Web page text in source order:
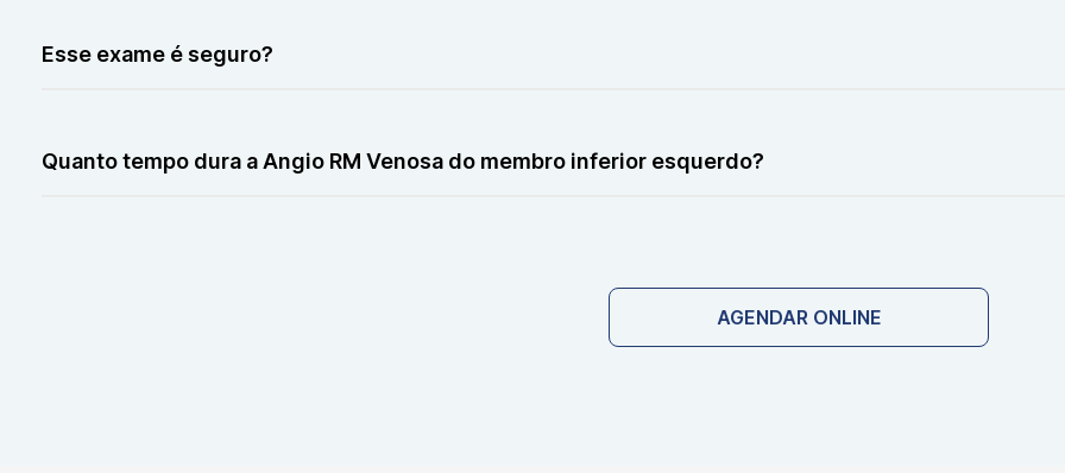
Esse exame é seguro?
Quanto tempo dura a Angio RM Venosa do membro inferior esquerdo?
AGENDAR ONLINE